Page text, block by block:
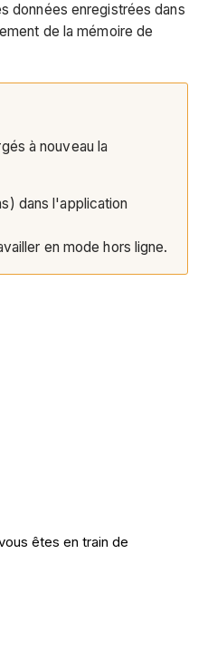
données enregistrées dans
de la mémoire de
à nouveau la
dans l'application
en mode hors ligne.
êtes en train de